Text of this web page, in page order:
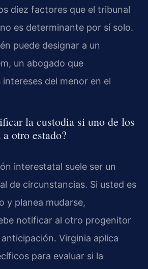
diez factores que el tribunal
es determinante por sí solo.
puede designar a un
un abogado que
del menor en el
la custodia si uno de los
otro estado?
interestatal suele ser un
de circunstancias. Si usted es
y planea mudarse,
notificar al otro progenitor
Virginia aplica
para evaluar si la